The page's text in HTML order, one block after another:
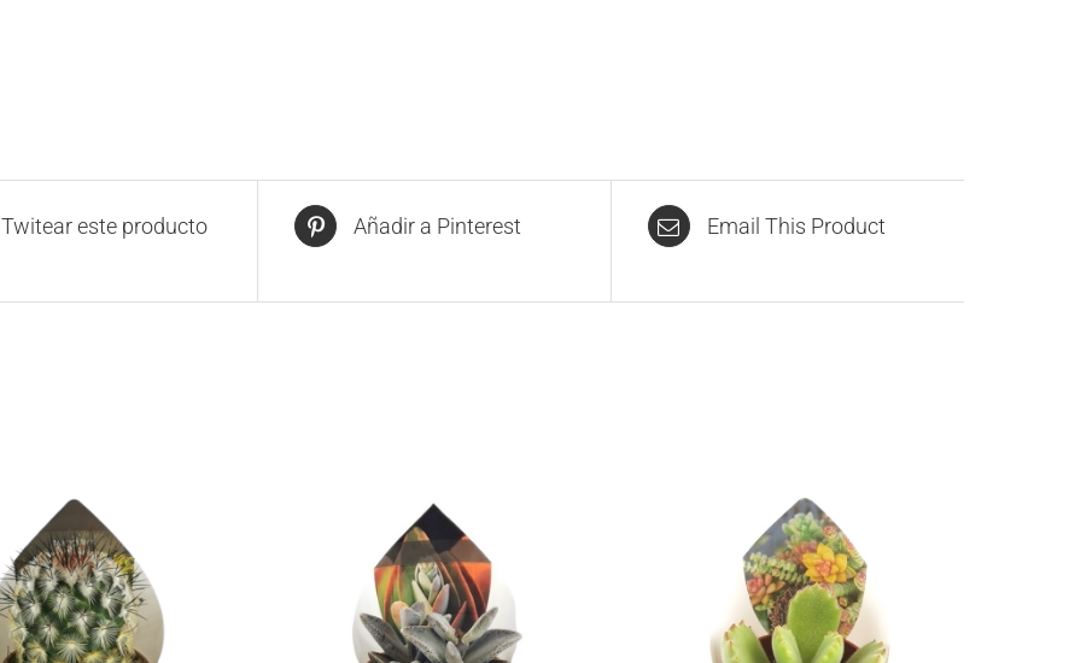
Twitear este producto Añadir a Pinterest Email This Product